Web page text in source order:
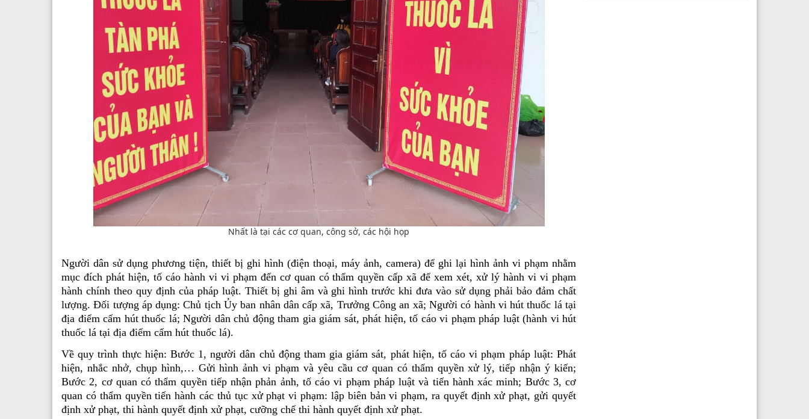
Nhất là tại các cơ quan, công sở, các hội họp
Người dân sử dụng phương tiện, thiết bị ghi hình (điện thoại, máy ảnh, camera) để ghi lại hình ảnh vi phạm nhằm
mục đích phát hiện, tố cáo hành vi vi phạm đến cơ quan có thẩm quyền cấp xã để xem xét, xử lý hành vi vi phạm
hành chính theo quy định của pháp luật. Thiết bị ghi âm và ghi hình trước khi đưa vào sử dụng phải bảo đảm chất
lượng. Đối tượng áp dụng: Chủ tịch Ủy ban nhân dân cấp xã, Trưởng Công an xã; Người có hành vi hút thuốc lá tại
địa điểm cấm hút thuốc lá; Người dân chủ động tham gia giám sát, phát hiện, tố cáo vi phạm pháp luật (hành vi hút
thuốc lá tại địa điểm cấm hút thuốc lá).
Về quy trình thực hiện: Bước 1, người dân chủ động tham gia giám sát, phát hiện, tố cáo vi phạm pháp luật: Phát
hiện, nhắc nhở, chụp hình,… Gửi hình ảnh vi phạm và yêu cầu cơ quan có thẩm quyền xử lý, tiếp nhận ý kiến;
Bước 2, cơ quan có thẩm quyền tiếp nhận phản ảnh, tố cáo vi phạm pháp luật và tiến hành xác minh; Bước 3, cơ
quan có thẩm quyền tiến hành các thủ tục xử phạt vi phạm: lập biên bản vi phạm, ra quyết định xử phạt, gửi quyết
định xử phạt, thi hành quyết định xử phạt, cưỡng chế thi hành quyết định xử phạt.